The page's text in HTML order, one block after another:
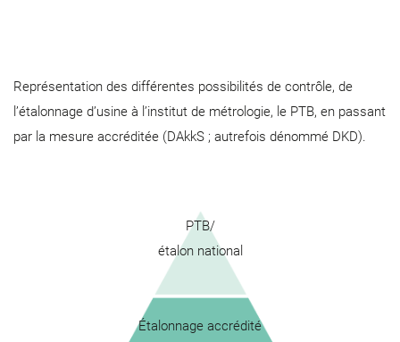
Représentation des différentes possibilités de contrôle, de
l’étalonnage d’usine à l’institut de métrologie, le PTB, en passant
par la mesure accréditée (DAkkS ; autrefois dénommé DKD).
PTB/
étalon national
Étalonnage accrédité